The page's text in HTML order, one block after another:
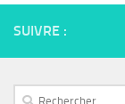
SUIVRE :
Rechercher :